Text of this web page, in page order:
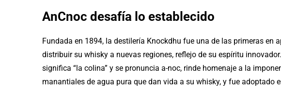
AnCnoc desafía lo establecido
Fundada en 1894, la destilería Knockdhu fue una de las primeras en
distribuir su whisky a nuevas regiones, reflejo de su espíritu
significa “la colina” y se pronuncia a-noc, rinde homenaje a la
manantiales de agua pura que dan vida a su whisky, y fue adoptado